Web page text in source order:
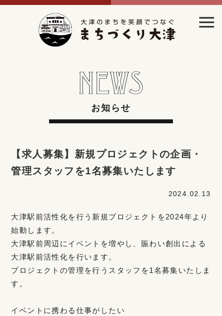
お知らせ
【求人募集】新規プロジェクトの企画・
管理スタッフを1名募集いたします
2024.02.13
大津駅前活性化を行う新規プロジェクトを2024年より
始動します。
大津駅前周辺にイベントを増やし、賑わい創出による
大津駅前活性化を行います。
プロジェクトの管理を行うスタッフを1名募集いたしま
す。
イベントに携わる仕事がしたい